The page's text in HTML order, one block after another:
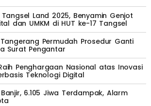
Land 2025, Benyamin Genjot
dan UMKM di HUT ke-17 Tangsel
Permudah Prosedur Ganti
Surat Pengantar
Penghargaan Nasional atas Inovasi
Teknologi Digital
6.105 Jiwa Terdampak, Alarm